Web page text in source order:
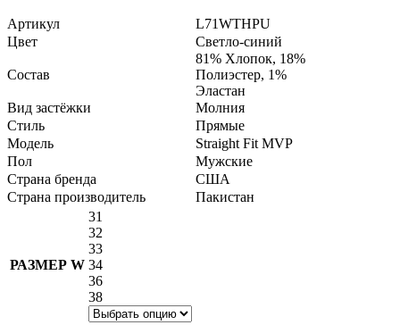
Артикул
L71WTHPU
Цвет
Светло-синий
Состав
81% Хлопок, 18%
Полиэстер, 1%
Эластан
Вид застёжки
Молния
Стиль
Прямые
Модель
Straight Fit MVP
Пол
Мужские
Страна бренда
США
Страна производитель
Пакистан
РАЗМЕР W
31
32
33
34
36
38